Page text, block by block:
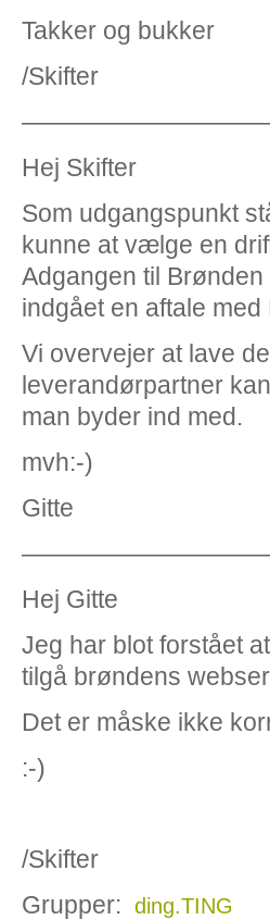
Takker og bukker
/Skifter
Hej Skifter
Som udgangspunkt
kunne at vælge en
Adgangen til
indgået en aftale med
Vi overvejer at lave
leverandørpartner
man byder ind med.
mvh:-)
Gitte
Hej Gitte
Jeg har blot forstået
tilgå brøndens
Det er måske ikke
:-)
/Skifter
Grupper: ding.TING